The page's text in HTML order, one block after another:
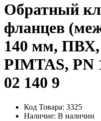
Обратный
фланцев
140 мм,
PIMTAS, PN
02 140 9
Код Товара: 3325
Наличие: В наличии